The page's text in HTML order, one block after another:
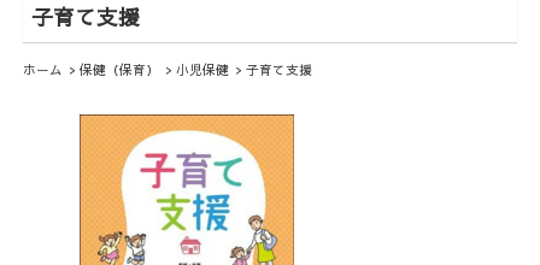
子育て支援
ホーム 保健（保育） 小児保健 子育て支援